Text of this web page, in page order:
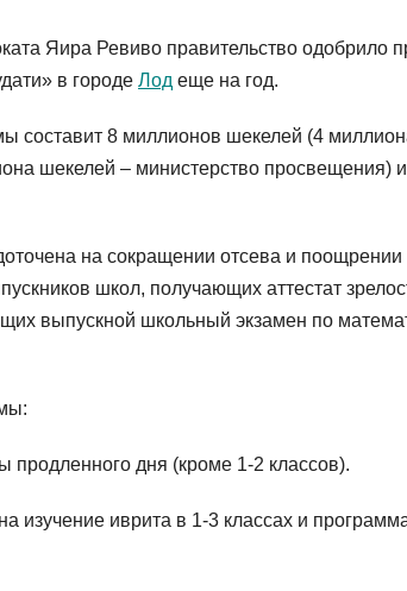
Яира Ревиво правительство одобрило
в городе Лод еще на год.
составит 8 миллионов шекелей (4
шекелей – министерство просвещения)
на сокращении отсева и
школ, получающих аттестат
выпускной школьный экзамен по
продленного дня (кроме 1-2 классов).
изучение иврита в 1-3 классах и